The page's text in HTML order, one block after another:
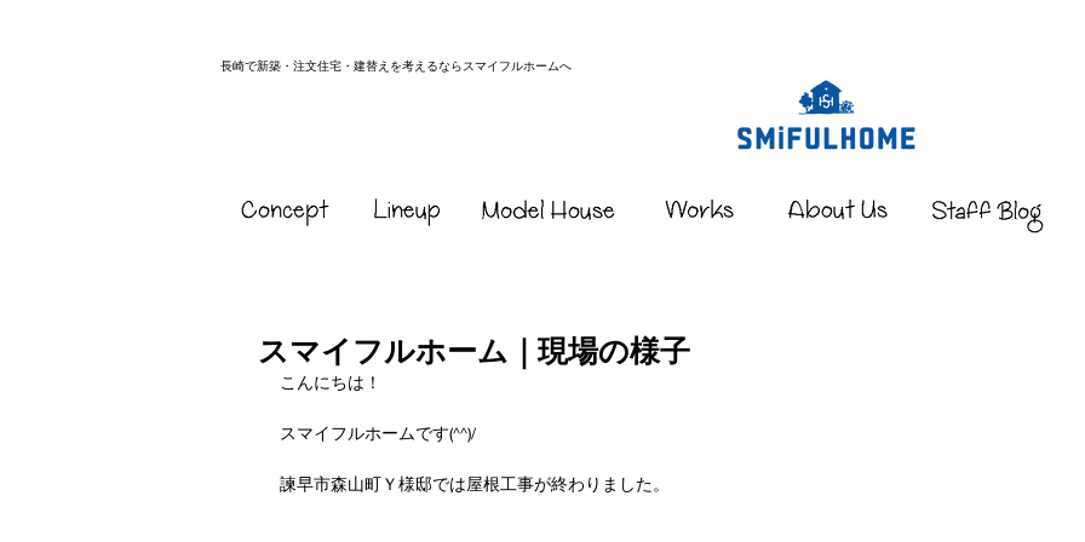
長崎で新築・注文住宅・建替えを考えるならスマイフルホームへ
スマイフルホーム｜現場の様子
こんにちは！
スマイフルホームです(^^)/
諫早市森山町Ｙ様邸では屋根工事が終わりました。